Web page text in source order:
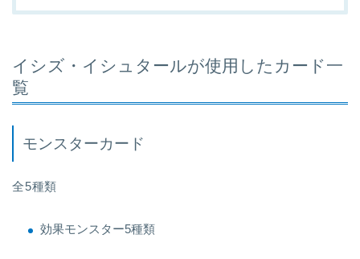
イシズ・イシュタールが使用したカード一
覧
モンスターカード
全5種類
効果モンスター5種類